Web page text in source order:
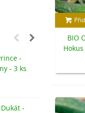
-
- 3 ks
-
BIO